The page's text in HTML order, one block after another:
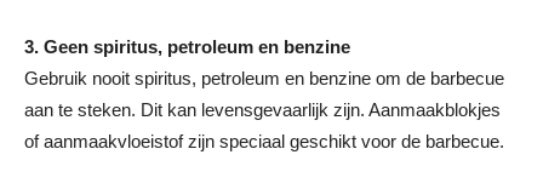
3. Geen spiritus, petroleum en benzine
Gebruik nooit spiritus, petroleum en benzine om de barbecue
aan te steken. Dit kan levensgevaarlijk zijn. Aanmaakblokjes
of aanmaakvloeistof zijn speciaal geschikt voor de barbecue.